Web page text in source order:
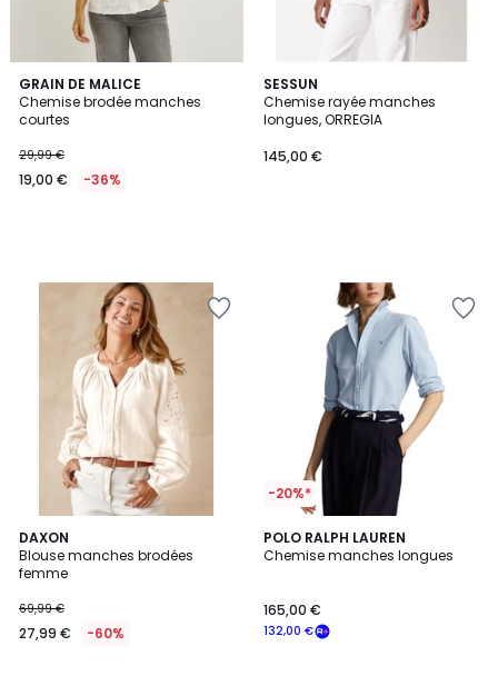
GRAIN DE MALICE
Chemise brodée manches
courtes
29,99 €
19,00 € -36%
SESSUN
Chemise rayée manches
longues, ORREGIA
145,00 €
DAXON
Blouse manches brodées
femme
69,99 €
27,99 € -60%
3
Couleurs
-20%*
POLO RALPH LAUREN
Chemise manches longues
132,00 €
165,00 €
4,5
/ 5